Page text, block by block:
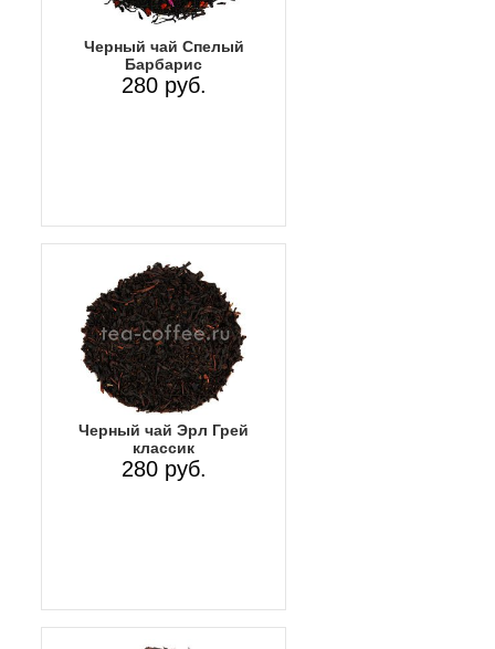
Черный чай Спелый
Барбарис
280 руб.
Черный чай Эрл Грей
классик
280 руб.